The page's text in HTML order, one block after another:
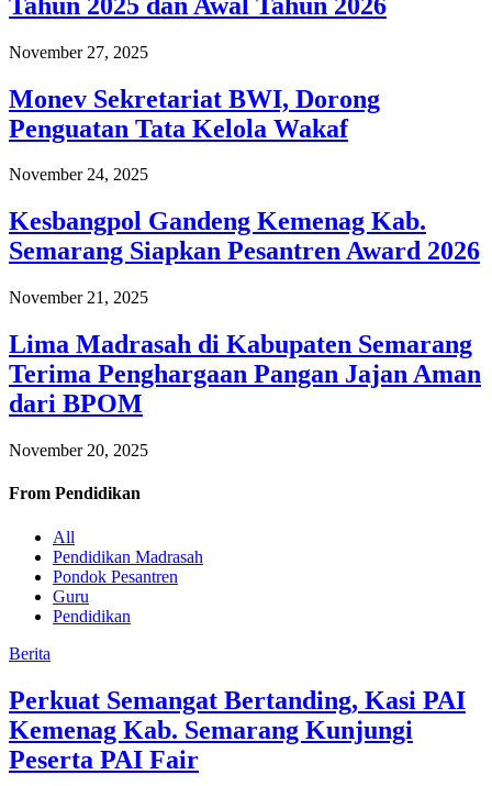
November 27, 2025
Monev Sekretariat BWI, Dorong
Penguatan Tata Kelola Wakaf
November 24, 2025
Kesbangpol Gandeng Kemenag Kab.
Semarang Siapkan Pesantren Award 2026
November 21, 2025
Lima Madrasah di Kabupaten Semarang
Terima Penghargaan Pangan Jajan Aman
dari BPOM
November 20, 2025
From Pendidikan
All
Pendidikan Madrasah
Pondok Pesantren
Guru
Pendidikan
Berita
Perkuat Semangat Bertanding, Kasi PAI
Kemenag Kab. Semarang Kunjungi
Peserta PAI Fair